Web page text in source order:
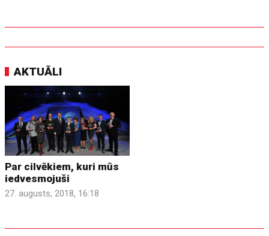
AKTUĀLI
Par cilvēkiem, kuri mūs
iedvesmojuši
27. augusts, 2018, 16:18